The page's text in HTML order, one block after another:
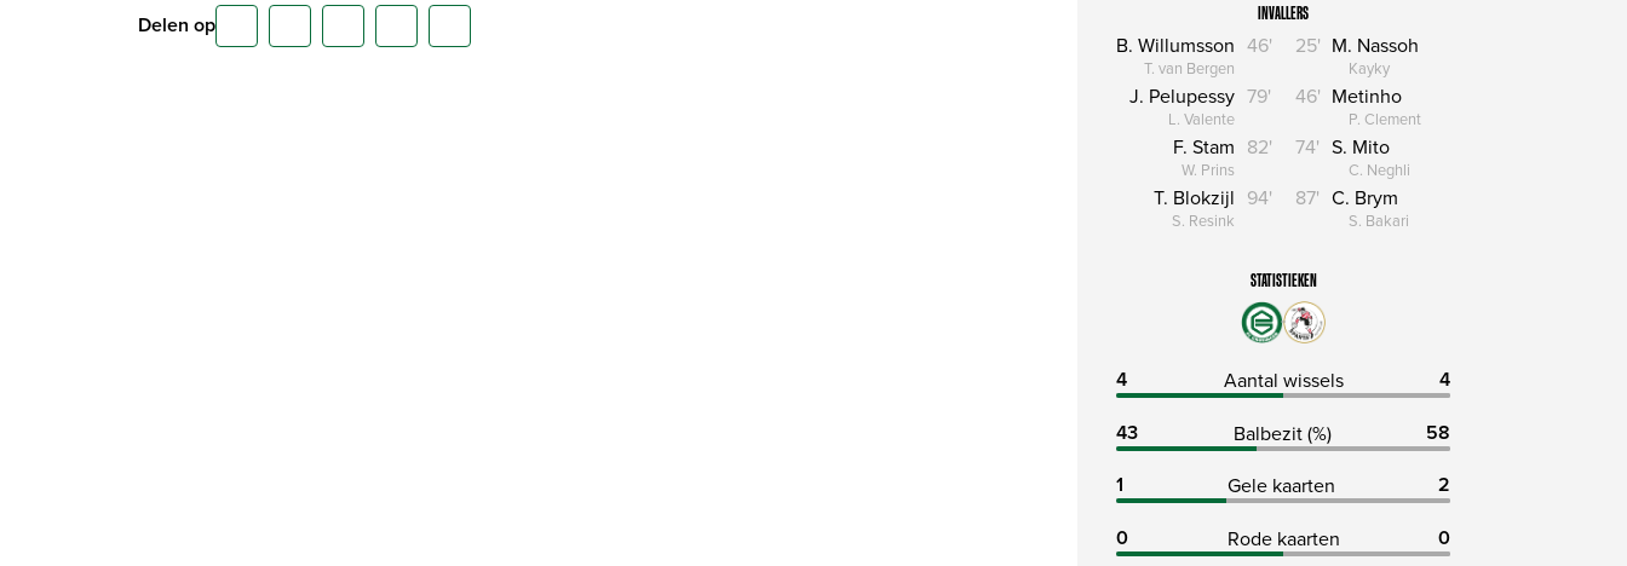
Delen op INVALLERS
B. Willumsson
T. van Bergen
46' M. Nassoh
Kayky
25'
J. Pelupessy
L. Valente
79' Metinho
P. Clement
46'
F. Stam
W. Prins
82' S. Mito
C. Neghli
74'
T. Blokzijl
S. Resink
94' C. Brym
S. Bakari
87'
STATISTIEKEN
4 Aantal wissels
4
43
Balbezit (%)
58
1
Gele kaarten
2
0
Rode kaarten
0